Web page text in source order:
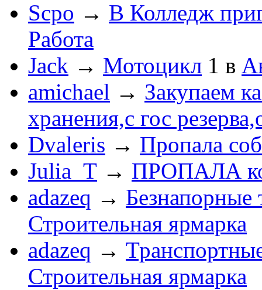
Scpo → В Колледж
Работа
Jack → Мотоцикл 1 в
amichael → Закупаем
хранения,с гос
Dvaleris → Пропала
Julia_T → ПРОПАЛА
adazeq → Безнапорные
Строительная ярмарка
adazeq →
Строительная ярмарка